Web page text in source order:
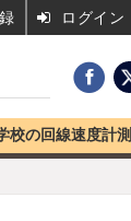
校の回線速度計測
ログイン